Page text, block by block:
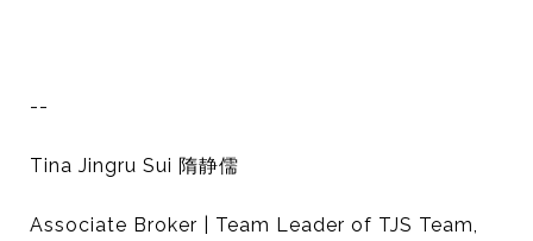
--
Tina Jingru Sui 隋静儒
Associate Broker | Team Leader of TJS Team,